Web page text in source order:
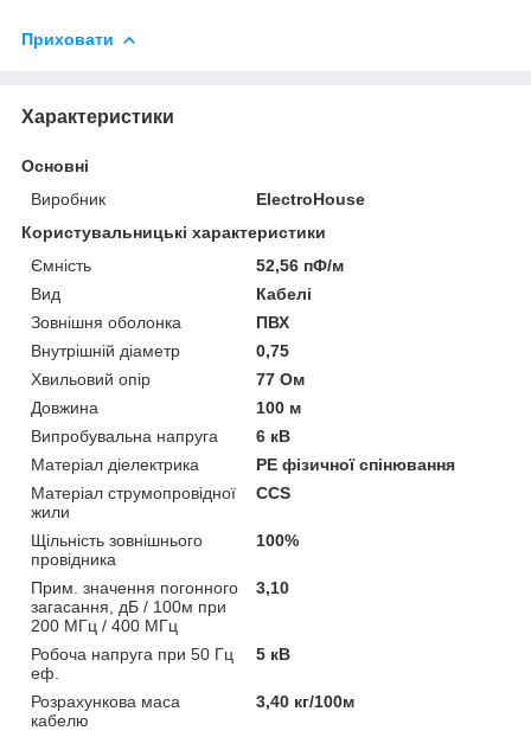
Приховати
Характеристики
Основні
Виробник
ElectroHouse
Користувальницькі характеристики
Ємність
52,56 пФ/м
Вид
Кабелі
Зовнішня оболонка
ПВХ
Внутрішній діаметр
0,75
Хвильовий опір
77 Ом
Довжина
100 м
Випробувальна напруга
6 кВ
Матеріал діелектрика
PE фізичної спінювання
Матеріал струмопровідної
жили
CCS
Щільність зовнішнього
провідника
100%
Прим. значення погонного
загасання, дБ / 100м при
200 МГц / 400 МГц
3,10
Робоча напруга при 50 Гц
еф.
5 кВ
Розрахункова маса
кабелю
3,40 кг/100м